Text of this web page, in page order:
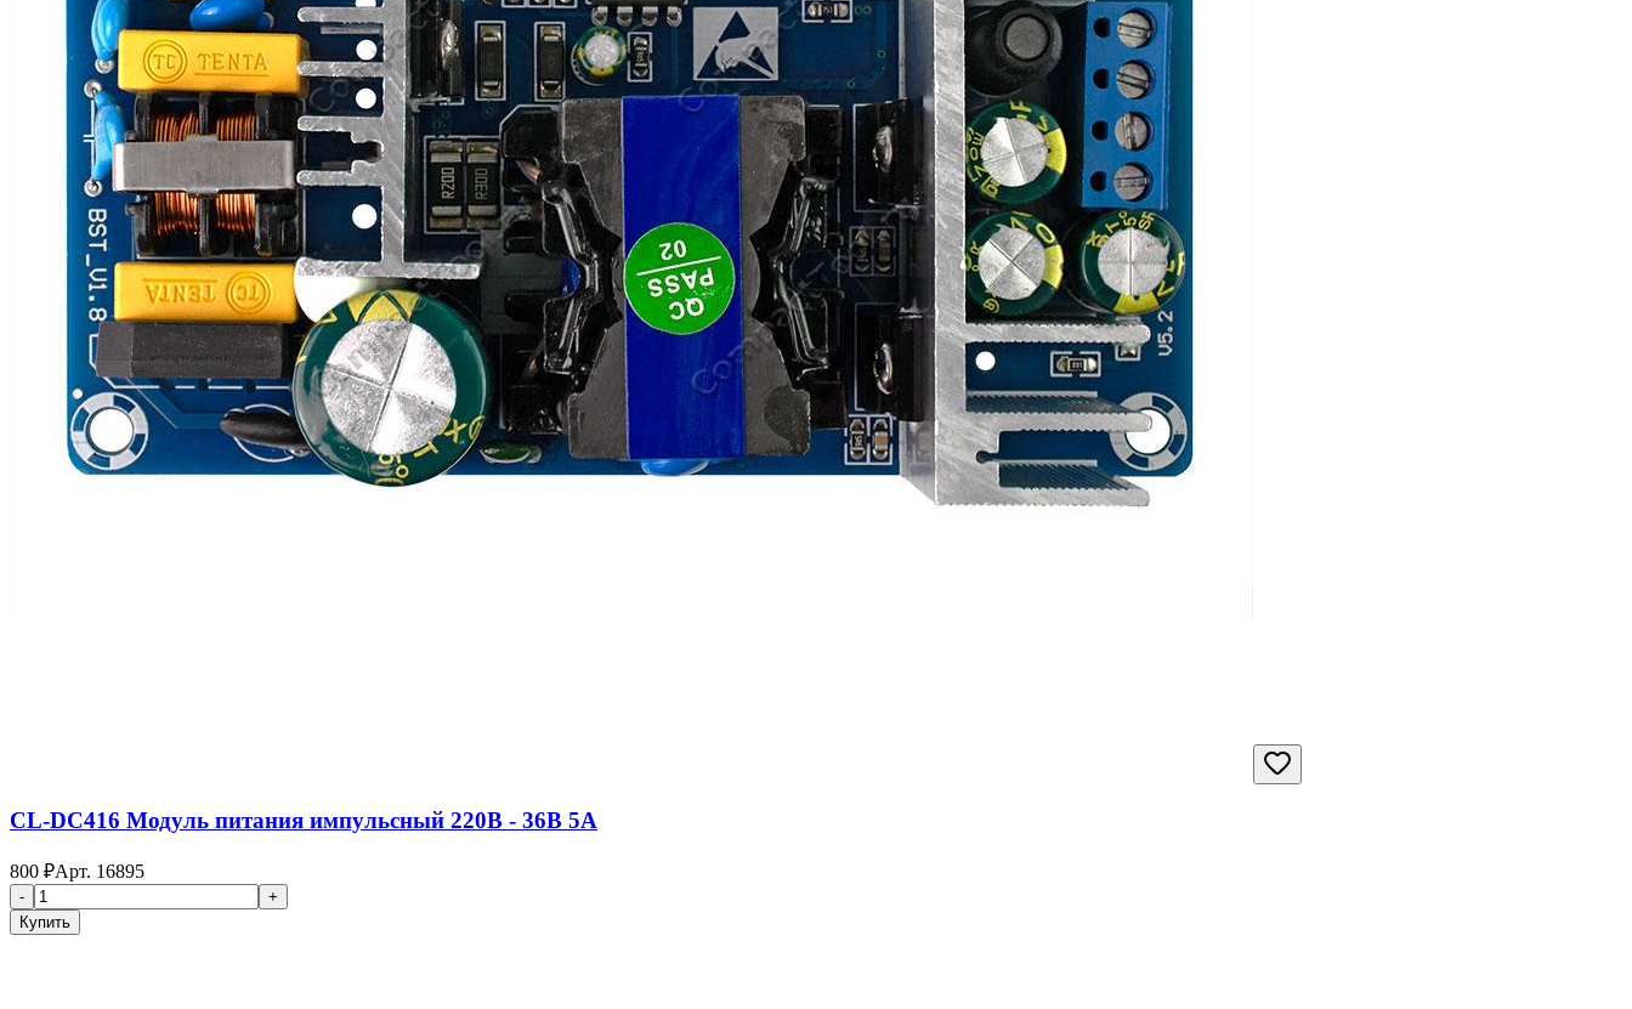
CL-DC416 Модуль питания импульсный 220В - 36В 5А
800 ₽Арт. 16895
-
+
Купить